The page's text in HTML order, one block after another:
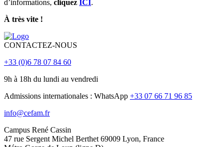
d’informations, cliquez ICI.
À très vite !
CONTACTEZ-NOUS
+33 (0)6 78 07 84 60
9h à 18h du lundi au vendredi
Admissions internationales : WhatsApp +33 07 66 71 96 85
info@cefam.fr
Campus René Cassin
47 rue Sergent Michel Berthet 69009 Lyon, France